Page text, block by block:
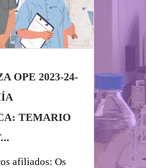
OPE 2023-24-
TEMARIO
afiliados: Os